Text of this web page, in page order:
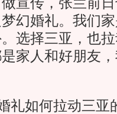
幻婚礼。我们
选择三亚，也
家人和好朋友
如何拉动三亚